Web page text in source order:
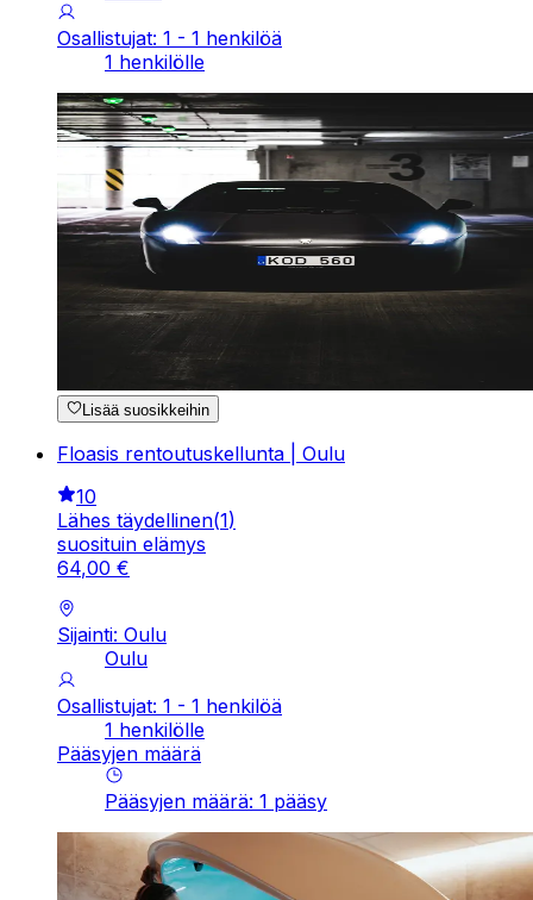
Osallistujat: 1 - 1 henkilöä
1 henkilölle
Lisää suosikkeihin
Floasis rentoutuskellunta | Oulu
10
Lähes täydellinen(1)
suosituin elämys
64,00 €
Sijainti: Oulu
Oulu
Osallistujat: 1 - 1 henkilöä
1 henkilölle
Pääsyjen määrä
Pääsyjen määrä: 1 pääsy